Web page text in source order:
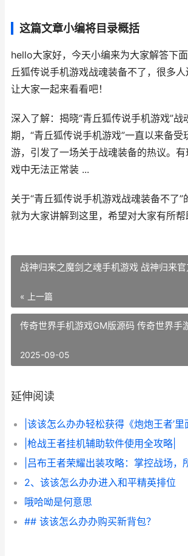
这篇文章小编将目录概括
hello大家好，今天小编来为大家解答下
丘狐传说手机游戏战魂装备不了，很多
让大家一起来看看吧！
深入了解：揭晓“青丘狐传说手机游戏”战
期，“青丘狐传说手机游戏”一直以来备受
游，引发了一场关于战魂装备的热议。
戏中无法正常装 ...
关于“青丘狐传说手机游戏战魂装备不了”
就为大家讲解到这里，希望对大家有所帮
战神归来之魔剑之魂手机游戏 战神归来
« 上一篇
传奇世界手机游戏GM版源码 传奇世界手
2025-09-05
延伸阅读
|枪战王者挂机辅助软件使用全攻略|
|吕布王者荣耀出装攻略：掌控战场，
2、该该怎么办办进入和平精英排位
哦哈呦是何意思
## 该该怎么办办购买新背包？